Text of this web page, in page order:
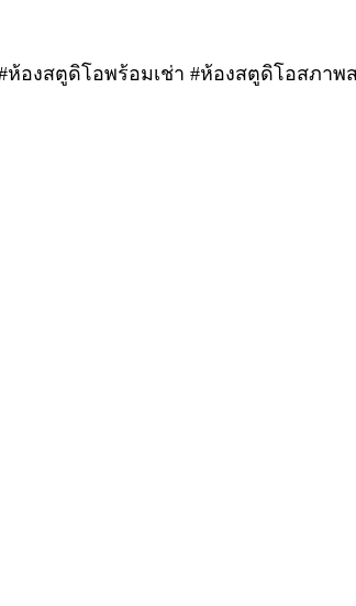
ห้องสตูดิโอพร้อมเช่า #ห้องสตูดิโอสภาพ